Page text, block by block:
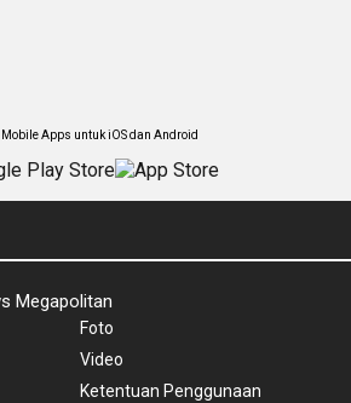
Apps untuk iOS dan Android
Megapolitan
Foto
Video
Ketentuan Penggunaan